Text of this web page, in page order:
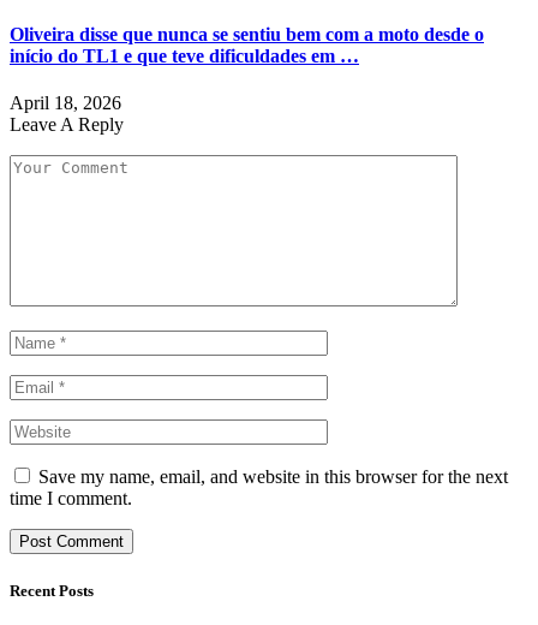
Oliveira disse que nunca se sentiu bem com a moto desde o
início do TL1 e que teve dificuldades em …
April 18, 2026
Leave A Reply
Save my name, email, and website in this browser for the next
time I comment.
Recent Posts